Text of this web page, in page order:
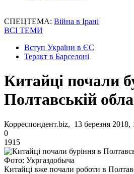
СПЕЦТЕМА: Війна в Ірані
ВСІ ТЕМИ
Вступ України в ЄС
Теракт в Барселоні
Китайці почали
Полтавській
Корреспондент.biz, 13 березня 2018,
0
1915
Фото: Укргаздобыча
Китайці вже почали роботи в